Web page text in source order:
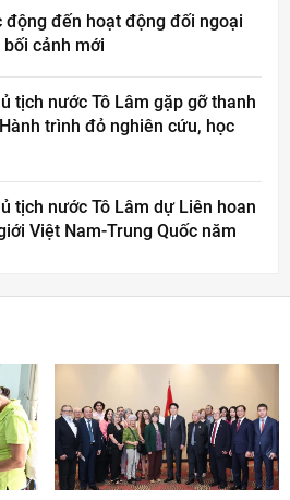
động đến hoạt động đối ngoại
cảnh mới
tịch nước Tô Lâm gặp gỡ thanh
trình đỏ nghiên cứu, học
tịch nước Tô Lâm dự Liên hoan
Việt Nam-Trung Quốc năm